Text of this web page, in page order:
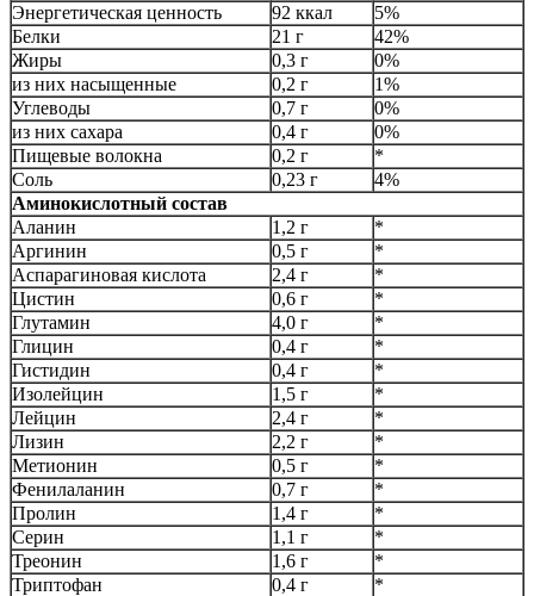
Энергетическая ценность
92 ккал
5%
Белки
21 г
42%
Жиры
0,3 г
0%
из них насыщенные
0,2 г
1%
Углеводы
0,7 г
0%
из них сахара
0,4 г
0%
Пищевые волокна
0,2 г
*
Соль
0,23 г
4%
Аминокислотный состав
Аланин
1,2 г
*
Аргинин
0,5 г
*
Аспарагиновая кислота
2,4 г
*
Цистин
0,6 г
*
Глутамин
4,0 г
*
Глицин
0,4 г
*
Гистидин
0,4 г
*
Изолейцин
1,5 г
*
Лейцин
2,4 г
*
Лизин
2,2 г
*
Метионин
0,5 г
*
Фенилаланин
0,7 г
*
Пролин
1,4 г
*
Серин
1,1 г
*
Треонин
1,6 г
*
Триптофан
0,4 г
*